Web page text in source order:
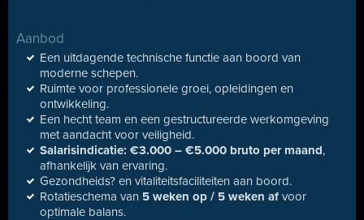
Aanbod
Een uitdagende technische functie aan boord van
moderne schepen.
Ruimte voor professionele groei, opleidingen en
ontwikkeling.
Een hecht team en een gestructureerde werkomgeving
met aandacht voor veiligheid.
Salarisindicatie: €3.000 – €5.000 bruto per maand,
afhankelijk van ervaring.
Gezondheids? en vitaliteitsfaciliteiten aan boord.
Rotatieschema van 5 weken op / 5 weken af voor
optimale balans.